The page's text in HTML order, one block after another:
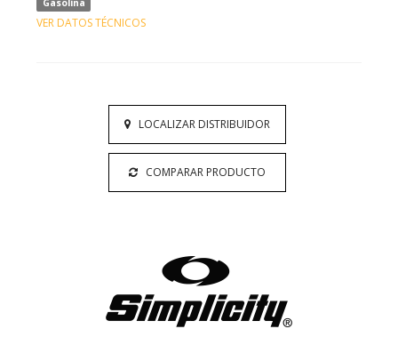
VER DATOS TÉCNICOS
LOCALIZAR DISTRIBUIDOR
COMPARAR PRODUCTO